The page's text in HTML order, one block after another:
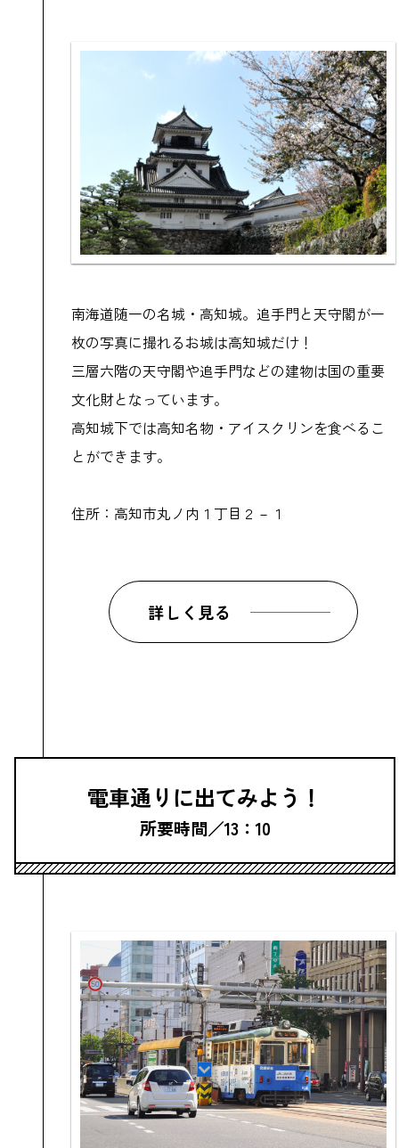
南海道随一の名城・高知城。追手門と天守閣が一
枚の写真に撮れるお城は高知城だけ！
三層六階の天守閣や追手門などの建物は国の重要
文化財となっています。
高知城下では高知名物・アイスクリンを食べるこ
とができます。
住所：高知市丸ノ内１丁目２－１
詳しく見る
電車通りに出てみよう！
所要時間／13：10